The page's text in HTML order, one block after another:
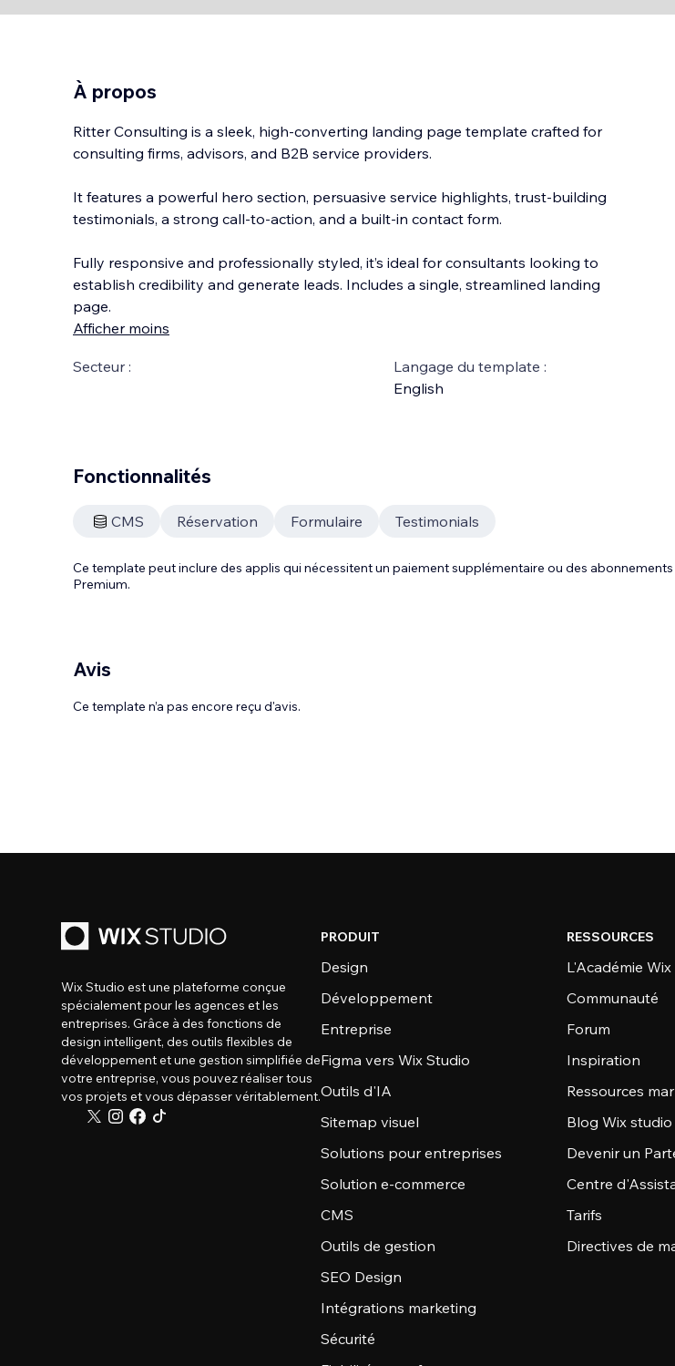
À propos
Ritter Consulting is a sleek, high-converting landing page template crafted for
consulting firms, advisors, and B2B service providers.
It features a powerful hero section, persuasive service highlights, trust-building
testimonials, a strong call-to-action, and a built-in contact form.
Fully responsive and professionally styled, it’s ideal for consultants looking to
establish credibility and generate leads. Includes a single, streamlined landing
page.
Afficher moins
Secteur :
Langage du template :
English
Fonctionnalités
CMS Réservation Formulaire Testimonials
Ce template peut inclure des applis qui nécessitent un paiement supplémentaire ou des abonnements
Premium.
Avis
Ce template n’a pas encore reçu d'avis.
Wix Studio est une plateforme conçue
spécialement pour les agences et les
entreprises. Grâce à des fonctions de
design intelligent, des outils flexibles de
développement et une gestion simplifiée de
votre entreprise, vous pouvez réaliser tous
vos projets et vous dépasser véritablement.
PRODUIT
Design
Développement
Entreprise
Figma vers Wix Studio
Outils d'IA
Sitemap visuel
Solutions pour entreprises
Solution e-commerce
CMS
Outils de gestion
SEO Design
Intégrations marketing
Sécurité
RESSOURCES
L'Académie
Communauté
Forum
Inspiration
Ressources
Blog Wix studio
Devenir un
Centre
Tarifs
Directives de